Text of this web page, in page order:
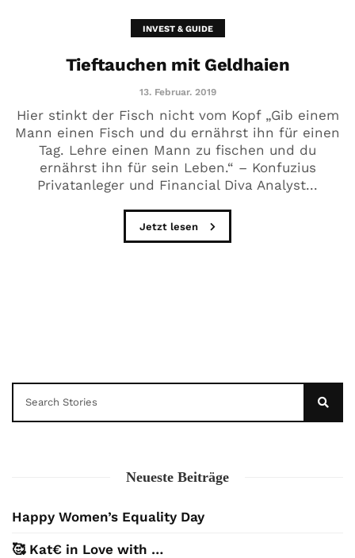
INVEST & GUIDE
Tieftauchen mit Geldhaien
13. Februar. 2019
Hier stinkt der Fisch nicht vom Kopf „Gib einem
Mann einen Fisch und du ernährst ihn für einen
Tag. Lehre einen Mann zu fischen und du
ernährst ihn für sein Leben.“ – Konfuzius
Privatanleger und Financial Diva Analyst...
Jetzt lesen
Neueste Beiträge
Happy Women’s Equality Day
🥰 Kat€ in Love with …